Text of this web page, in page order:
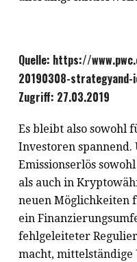
Quelle: https://
20190308-
Zugriff: 27.03.2019
Es bleibt also sowohl
Investoren
Emissionserlös
als auch in
neuen Möglichkeiten
ein
fehlgeleiteter
macht, mittelständige